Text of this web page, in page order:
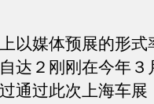
媒体预展的形式
达２刚刚在今年３
通过此次上海车展